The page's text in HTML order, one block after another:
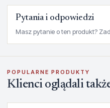
Pytania i odpowiedzi
Masz pytanie o ten produkt?
POPULARNE PRODUKTY
Klienci oglądali